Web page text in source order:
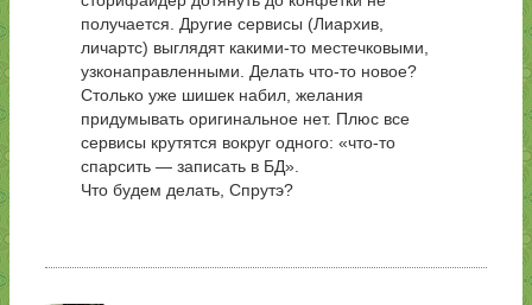
получается. Другие сервисы (Лиархив,
личартс) выглядят какими-то местечковыми,
узконаправленными. Делать что-то новое?
Столько уже шишек набил, желания
придумывать оригинальное нет. Плюс все
сервисы крутятся вокруг одного: «что-то
спарсить — записать в БД».
Что будем делать, Спрутэ?